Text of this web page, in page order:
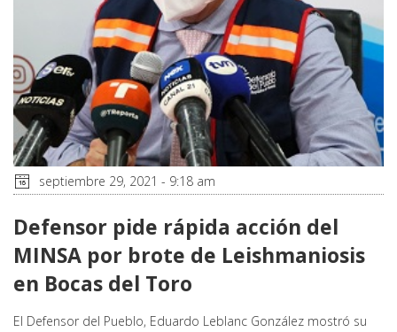
septiembre 29, 2021 - 9:18 am
Defensor pide rápida acción del
MINSA por brote de Leishmaniosis
en Bocas del Toro
El Defensor del Pueblo, Eduardo Leblanc González mostró su